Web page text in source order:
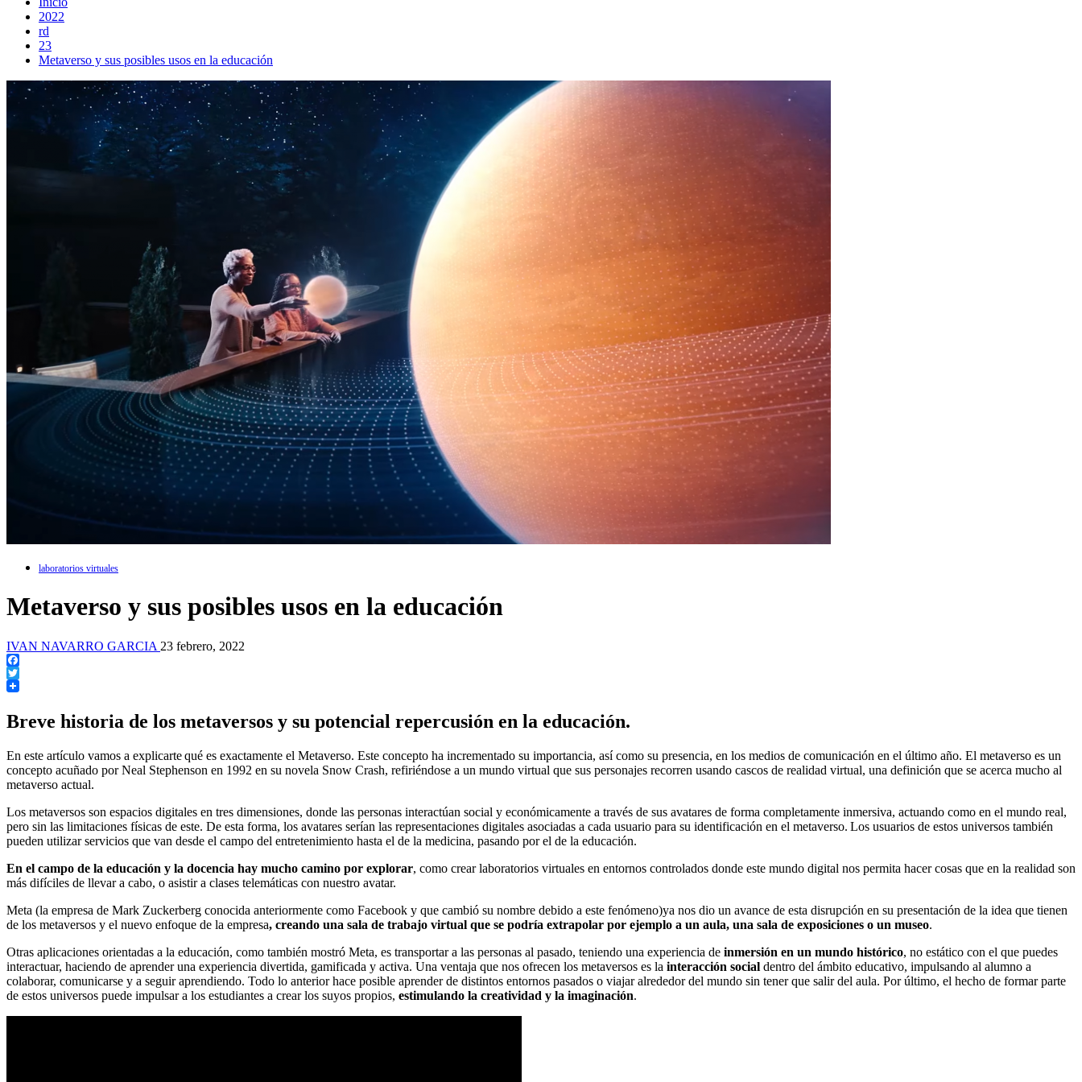
2022
rd
23
Metaverso y sus posibles usos en la educación
laboratorios virtuales
Metaverso y sus posibles usos en la educación
IVAN NAVARRO GARCIA 23 febrero, 2022
Facebook
Twitter
Breve historia de los metaversos y su potencial repercusión en la educación.
En este artículo vamos a explicarte qué es exactamente el Metaverso. Este concepto ha incrementado su importancia, así como su presencia, en los medios de comunicación en el último año. El metaverso es un
concepto acuñado por Neal Stephenson en 1992 en su novela Snow Crash, refiriéndose a un mundo virtual que sus personajes recorren usando cascos de realidad virtual, una definición que se acerca mucho al
metaverso actual.
Los metaversos son espacios digitales en tres dimensiones, donde las personas interactúan social y económicamente a través de sus avatares de forma completamente inmersiva, actuando como en el mundo real,
pero sin las limitaciones físicas de este. De esta forma, los avatares serían las representaciones digitales asociadas a cada usuario para su identificación en el metaverso. Los usuarios de estos universos también
pueden utilizar servicios que van desde el campo del entretenimiento hasta el de la medicina, pasando por el de la educación.
En el campo de la educación y la docencia hay mucho camino por explorar, como crear laboratorios virtuales en entornos controlados donde este mundo digital nos permita hacer cosas que en la realidad son
más difíciles de llevar a cabo, o asistir a clases telemáticas con nuestro avatar.
Meta (la empresa de Mark Zuckerberg conocida anteriormente como Facebook y que cambió su nombre debido a este fenómeno)ya nos dio un avance de esta disrupción en su presentación de la idea que tienen
de los metaversos y el nuevo enfoque de la empresa, creando una sala de trabajo virtual que se podría extrapolar por ejemplo a un aula, una sala de exposiciones o un museo.
Otras aplicaciones orientadas a la educación, como también mostró Meta, es transportar a las personas al pasado, teniendo una experiencia de inmersión en un mundo histórico, no estático con el que puedes
interactuar, haciendo de aprender una experiencia divertida, gamificada y activa. Una ventaja que nos ofrecen los metaversos es la interacción social dentro del ámbito educativo, impulsando al alumno a
colaborar, comunicarse y a seguir aprendiendo. Todo lo anterior hace posible aprender de distintos entornos pasados o viajar alrededor del mundo sin tener que salir del aula. Por último, el hecho de formar parte
de estos universos puede impulsar a los estudiantes a crear los suyos propios, estimulando la creatividad y la imaginación.